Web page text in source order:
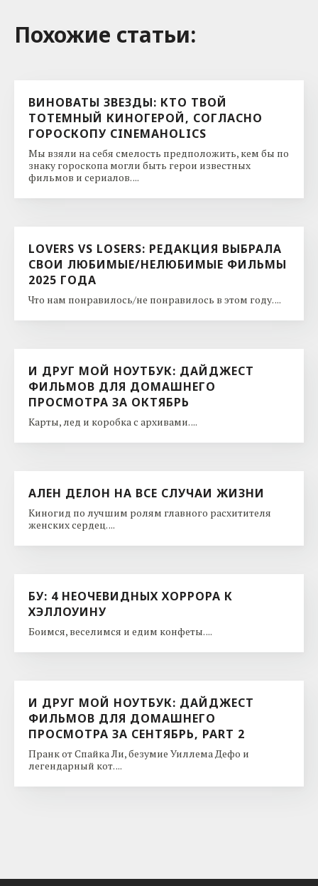
Похожие cтатьи:
ВИНОВАТЫ ЗВЕЗДЫ: КТО ТВОЙ
ТОТЕМНЫЙ КИНОГЕРОЙ, СОГЛАСНО
ГОРОСКОПУ CINEMAHOLICS
Мы взяли на себя смелость предположить, кем бы по
знаку гороскопа могли быть герои известных
фильмов и сериалов. ...
LOVERS VS LOSERS: РЕДАКЦИЯ ВЫБРАЛА
СВОИ ЛЮБИМЫЕ/НЕЛЮБИМЫЕ ФИЛЬМЫ
2025 ГОДА
Что нам понравилось/не понравилось в этом году. ...
И ДРУГ МОЙ НОУТБУК: ДАЙДЖЕСТ
ФИЛЬМОВ ДЛЯ ДОМАШНЕГО
ПРОСМОТРА ЗА ОКТЯБРЬ
Карты, лед и коробка с архивами. ...
АЛЕН ДЕЛОН НА ВСЕ СЛУЧАИ ЖИЗНИ
Киногид по лучшим ролям главного расхитителя
женских сердец. ...
БУ: 4 НЕОЧЕВИДНЫХ ХОРРОРА К
ХЭЛЛОУИНУ
Боимся, веселимся и едим конфеты. ...
И ДРУГ МОЙ НОУТБУК: ДАЙДЖЕСТ
ФИЛЬМОВ ДЛЯ ДОМАШНЕГО
ПРОСМОТРА ЗА СЕНТЯБРЬ, PART 2
Пранк от Спайка Ли, безумие Уиллема Дефо и
легендарный кот. ...